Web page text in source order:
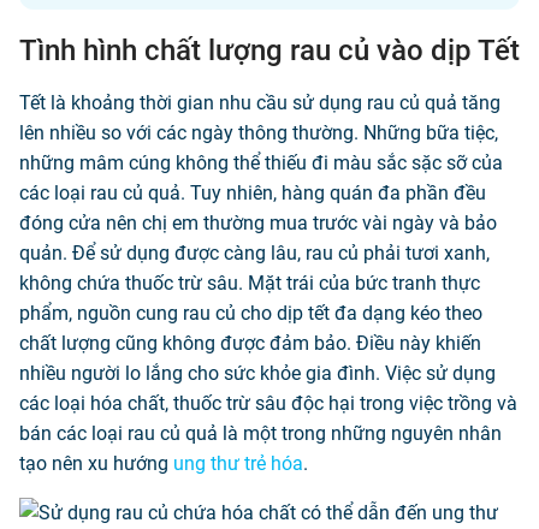
Tình hình chất lượng rau củ vào dịp Tết
Tết là khoảng thời gian nhu cầu sử dụng rau củ quả tăng
lên nhiều so với các ngày thông thường. Những bữa tiệc,
những mâm cúng không thể thiếu đi màu sắc sặc sỡ của
các loại rau củ quả. Tuy nhiên, hàng quán đa phần đều
đóng cửa nên chị em thường mua trước vài ngày và bảo
quản. Để sử dụng được càng lâu, rau củ phải tươi xanh,
không chứa thuốc trừ sâu. Mặt trái của bức tranh thực
phẩm, nguồn cung rau củ cho dịp tết đa dạng kéo theo
chất lượng cũng không được đảm bảo. Điều này khiến
nhiều người lo lắng cho sức khỏe gia đình. Việc sử dụng
các loại hóa chất, thuốc trừ sâu độc hại trong việc trồng và
bán các loại rau củ quả là một trong những nguyên nhân
tạo nên xu hướng ung thư trẻ hóa.